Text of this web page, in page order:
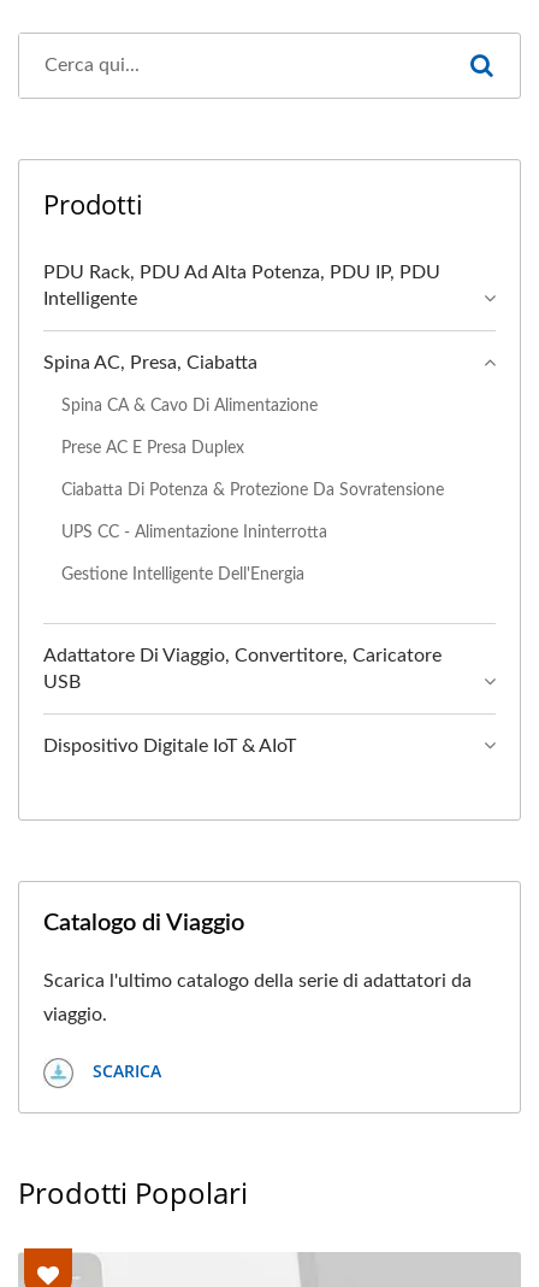
Prodotti
PDU Rack, PDU Ad Alta Potenza, PDU IP, PDU
Intelligente
Spina AC, Presa, Ciabatta
Spina CA & Cavo Di Alimentazione
Prese AC E Presa Duplex
Ciabatta Di Potenza & Protezione Da Sovratensione
UPS CC - Alimentazione Ininterrotta
Gestione Intelligente Dell'Energia
Adattatore Di Viaggio, Convertitore, Caricatore
USB
Dispositivo Digitale IoT & AIoT
Catalogo di Viaggio
Scarica l'ultimo catalogo della serie di adattatori da
viaggio.
SCARICA
Prodotti Popolari